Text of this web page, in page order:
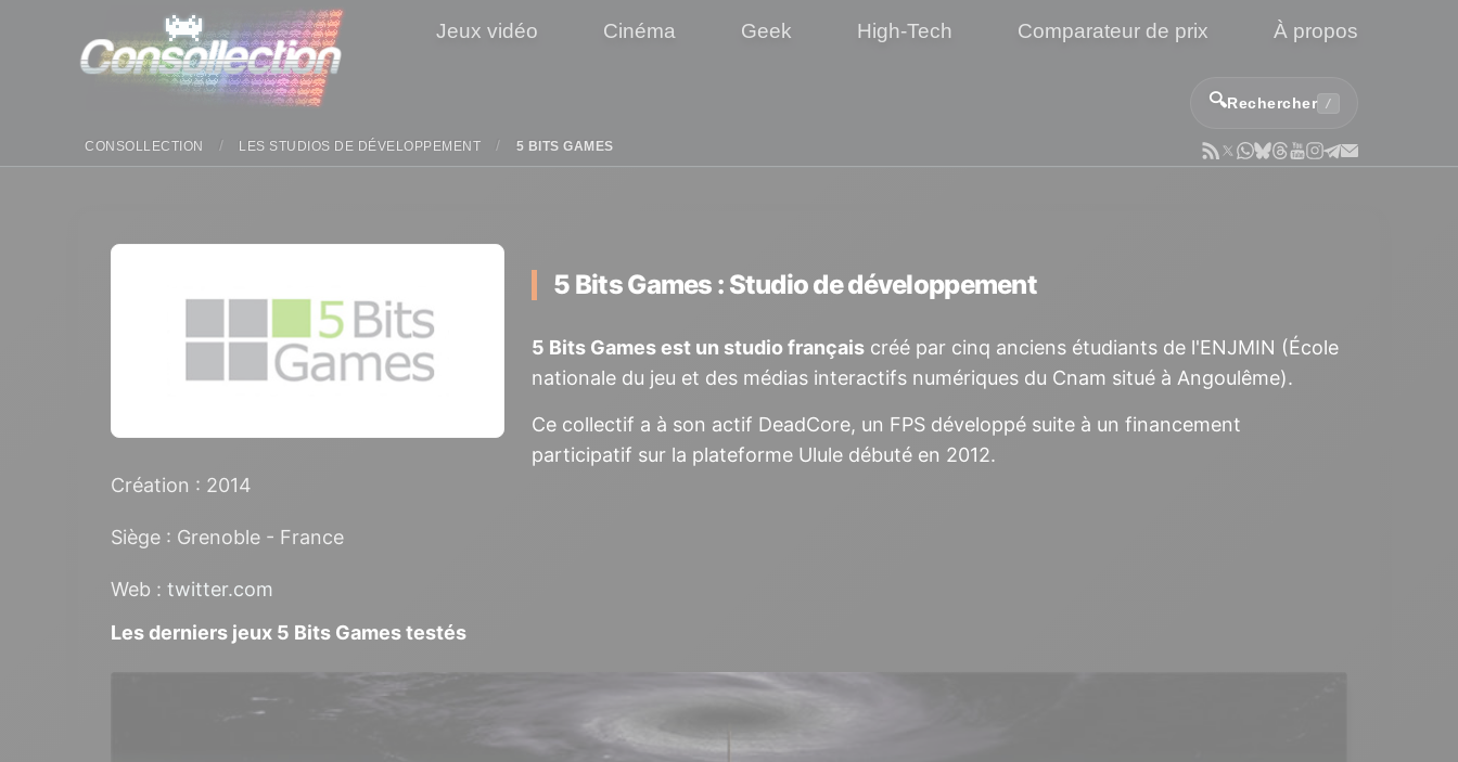
Jeux vidéo Cinéma Geek High-Tech Comparateur de prix À propos
CONSOLLECTION LES STUDIOS DE DÉVELOPPEMENT 5 BITS GAMES
🔍Rechercher /
Création : 2014
Siège : Grenoble - France
Web : twitter.com
5 Bits Games : Studio de développement
5 Bits Games est un studio français créé par cinq anciens étudiants de l'ENJMIN (École
nationale du jeu et des médias interactifs numériques du Cnam situé à Angoulême).
Ce collectif a à son actif DeadCore, un FPS développé suite à un financement
participatif sur la plateforme Ulule débuté en 2012.
Les derniers jeux 5 Bits Games testés
Panneau de gestion des cookies